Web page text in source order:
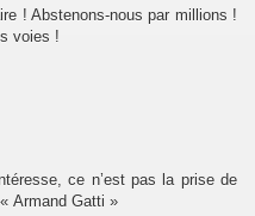
! Abstenons-nous par millions !
voies !
ce n’est pas la prise de
Armand Gatti »